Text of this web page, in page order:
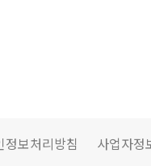
정보처리방침 사업자정